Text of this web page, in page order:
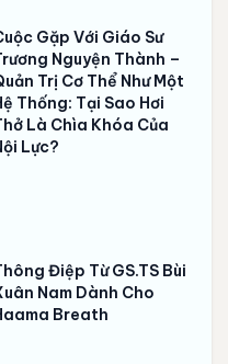
Gặp Với Giáo Sư
Nguyện Thành –
Trị Cơ Thể Như Một
Thống: Tại Sao Hơi
Là Chìa Khóa Của
Lực?
Điệp Từ GS.TS Bùi
Nam Dành Cho
Breath